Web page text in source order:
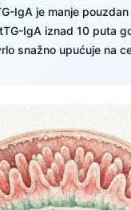
IgA je manje
IgA iznad 10 puta
snažno upućuje na